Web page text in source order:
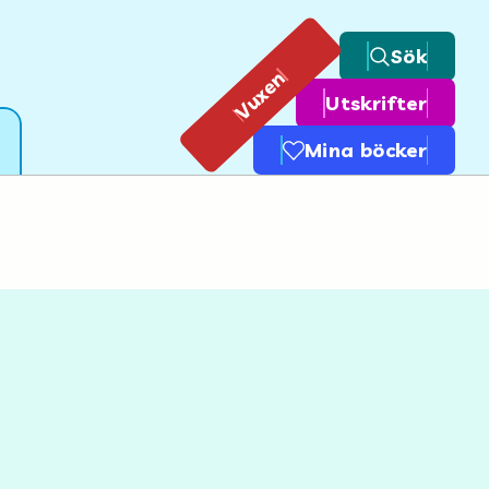
Vuxen
Sök
Utskrifter
Mina böcker